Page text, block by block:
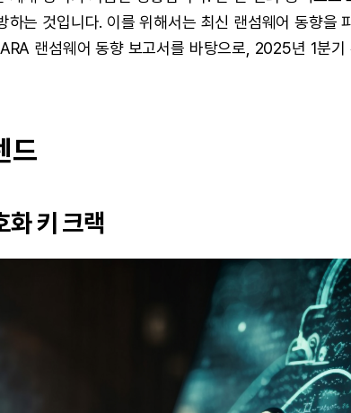
는 것입니다. 이를 위해서는 최신 랜섬웨어 동향을
랜섬웨어 동향 보고서를 바탕으로, 2025년 1분
드
화 키 크랙